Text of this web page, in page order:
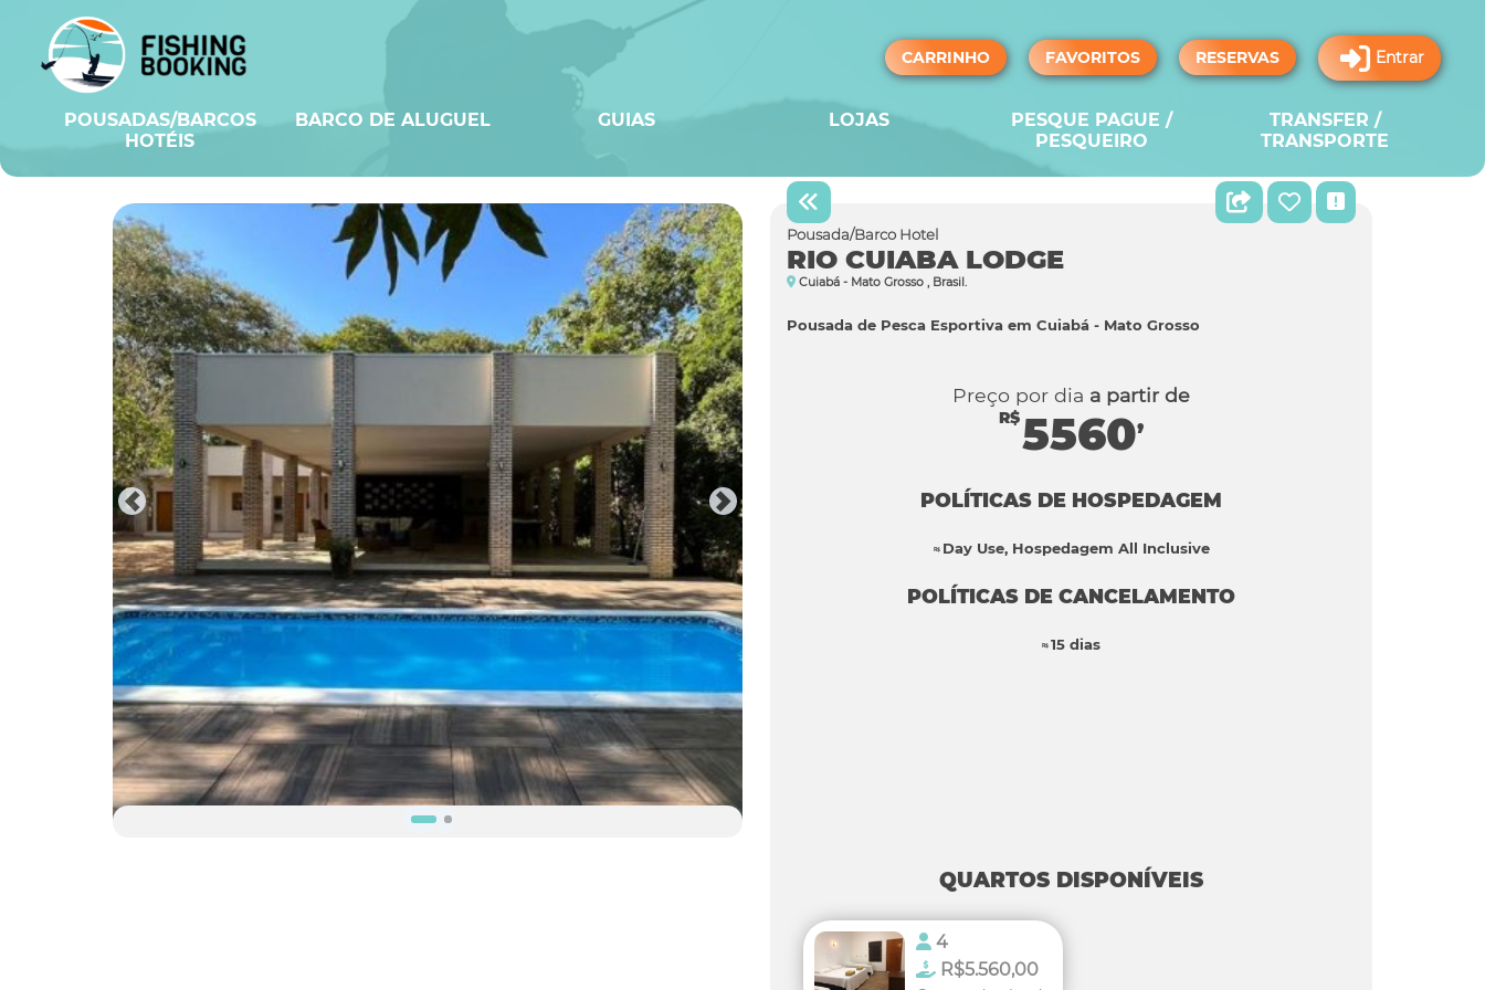
CARRINHO FAVORITOS RESERVAS Entrar
POUSADAS/BARCOS
HOTÉIS
BARCO DE ALUGUEL GUIAS LOJAS
PESQUE PAGUE /
PESQUEIRO
TRANSFER /
TRANSPORTE
Pousada/Barco Hotel
RIO CUIABA LODGE
Cuiabá - Mato Grosso , Brasil.
Pousada de Pesca Esportiva em Cuiabá - Mato Grosso
Preço por dia a partir de
5560,
POLÍTICAS DE HOSPEDAGEM
Day Use, Hospedagem All Inclusive
POLÍTICAS DE CANCELAMENTO
15 dias
QUARTOS DISPONÍVEIS
4
R$5.560,00